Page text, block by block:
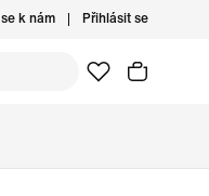
k nám Přihlásit se